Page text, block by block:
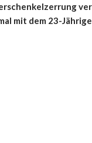
mit dem 23-